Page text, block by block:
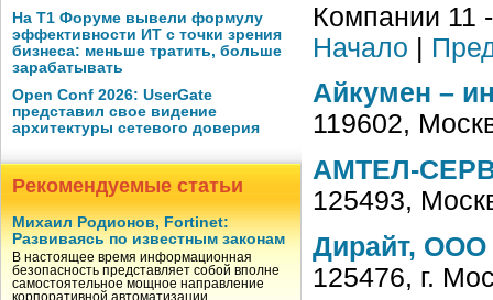
На Т1 Форуме вывели формулу
эффективности ИТ с точки зрения
бизнеса: меньше тратить, больше
зарабатывать
Open Conf 2026: UserGate
представил свое видение
архитектуры сетевого доверия
Рекомендуемые статьи
Михаил Родионов, Fortinet:
Развиваясь по известным законам
В настоящее время информационная
безопасность представляет собой вполне
самостоятельное мощное направление
корпоративной автоматизации.
Компании 11
Начало |
Айкумен –
119602,
АМТЕЛ-
125493,
Дирайт, ООО
125476, г.